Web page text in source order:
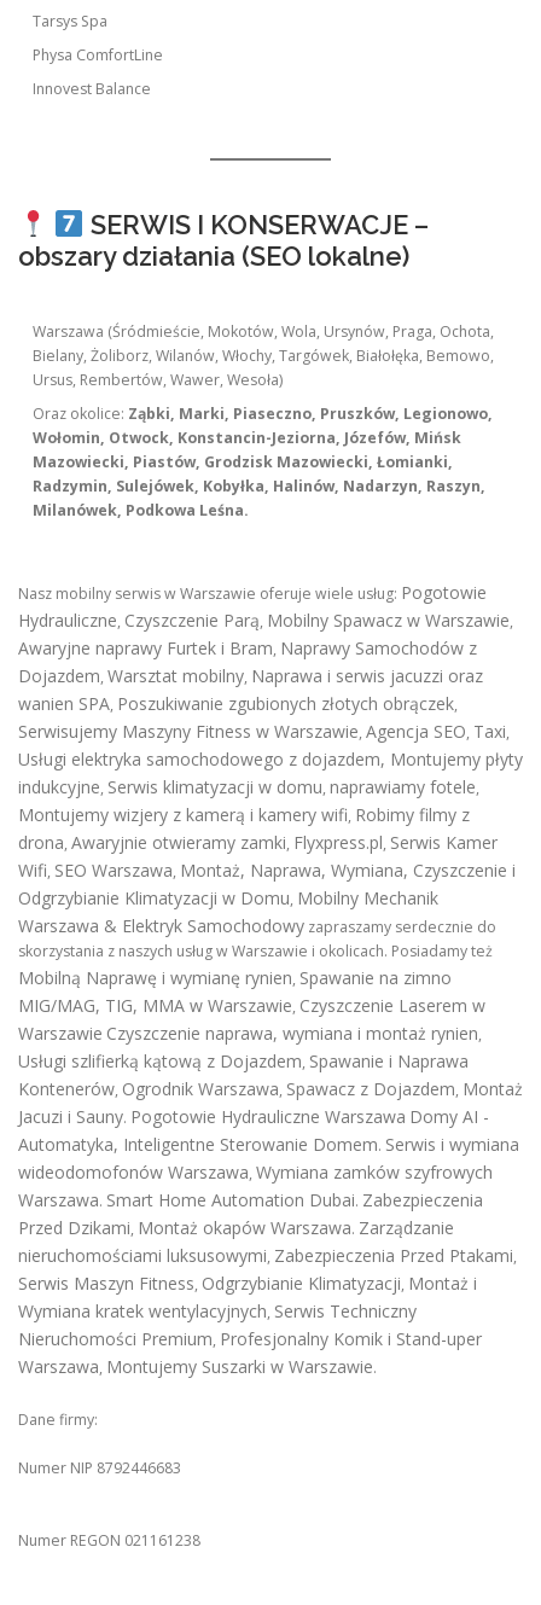
Tarsys Spa
Physa ComfortLine
Innovest Balance
SERWIS I KONSERWACJE –
obszary działania (SEO lokalne)
Warszawa (Śródmieście, Mokotów, Wola, Ursynów, Praga, Ochota,
Bielany, Żoliborz, Wilanów, Włochy, Targówek, Białołęka, Bemowo,
Ursus, Rembertów, Wawer, Wesoła)
Oraz okolice: Ząbki, Marki, Piaseczno, Pruszków, Legionowo,
Wołomin, Otwock, Konstancin-Jeziorna, Józefów, Mińsk
Mazowiecki, Piastów, Grodzisk Mazowiecki, Łomianki,
Radzymin, Sulejówek, Kobyłka, Halinów, Nadarzyn, Raszyn,
Milanówek, Podkowa Leśna.
Nasz mobilny serwis w Warszawie oferuje wiele usług: Pogotowie
Hydrauliczne, Czyszczenie Parą, Mobilny Spawacz w Warszawie,
Awaryjne naprawy Furtek i Bram, Naprawy Samochodów z
Dojazdem, Warsztat mobilny, Naprawa i serwis jacuzzi oraz
wanien SPA, Poszukiwanie zgubionych złotych obrączek,
Serwisujemy Maszyny Fitness w Warszawie, Agencja SEO, Taxi,
Usługi elektryka samochodowego z dojazdem, Montujemy płyty
indukcyjne, Serwis klimatyzacji w domu, naprawiamy fotele,
Montujemy wizjery z kamerą i kamery wifi, Robimy filmy z
drona, Awaryjnie otwieramy zamki, Flyxpress.pl, Serwis Kamer
Wifi, SEO Warszawa, Montaż, Naprawa, Wymiana, Czyszczenie i
Odgrzybianie Klimatyzacji w Domu, Mobilny Mechanik
Warszawa & Elektryk Samochodowy zapraszamy serdecznie do
skorzystania z naszych usług w Warszawie i okolicach. Posiadamy też
Mobilną Naprawę i wymianę rynien, Spawanie na zimno
MIG/MAG, TIG, MMA w Warszawie, Czyszczenie Laserem w
Warszawie Czyszczenie naprawa, wymiana i montaż rynien,
Usługi szlifierką kątową z Dojazdem, Spawanie i Naprawa
Kontenerów, Ogrodnik Warszawa, Spawacz z Dojazdem, Montaż
Jacuzi i Sauny. Pogotowie Hydrauliczne Warszawa Domy AI -
Automatyka, Inteligentne Sterowanie Domem. Serwis i wymiana
wideodomofonów Warszawa, Wymiana zamków szyfrowych
Warszawa. Smart Home Automation Dubai. Zabezpieczenia
Przed Dzikami, Montaż okapów Warszawa. Zarządzanie
nieruchomościami luksusowymi, Zabezpieczenia Przed Ptakami,
Serwis Maszyn Fitness, Odgrzybianie Klimatyzacji, Montaż i
Wymiana kratek wentylacyjnych, Serwis Techniczny
Nieruchomości Premium, Profesjonalny Komik i Stand-uper
Warszawa, Montujemy Suszarki w Warszawie.
Dane firmy:
Numer NIP 8792446683
Numer REGON 021161238